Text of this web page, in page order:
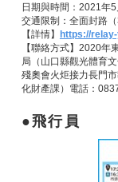
日期與時間：2021年
交通限制：全面封路
【詳情】 https://
【聯絡方式】2020年
局（山口縣觀光體育
殘奧會火炬接力長門
化財產課）電話：
飛行員